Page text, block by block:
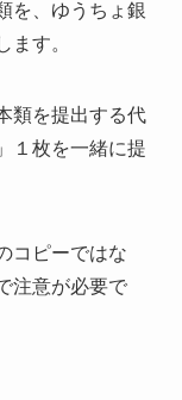
を、 ゆうちょ銀
ます。
類を提出する代
１枚を一緒に提
コピーではな
注意が必要で